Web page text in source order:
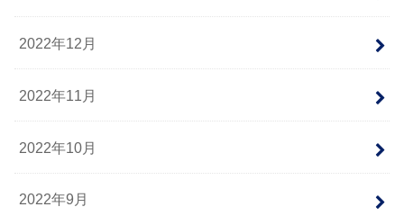
2022年12月
2022年11月
2022年10月
2022年9月